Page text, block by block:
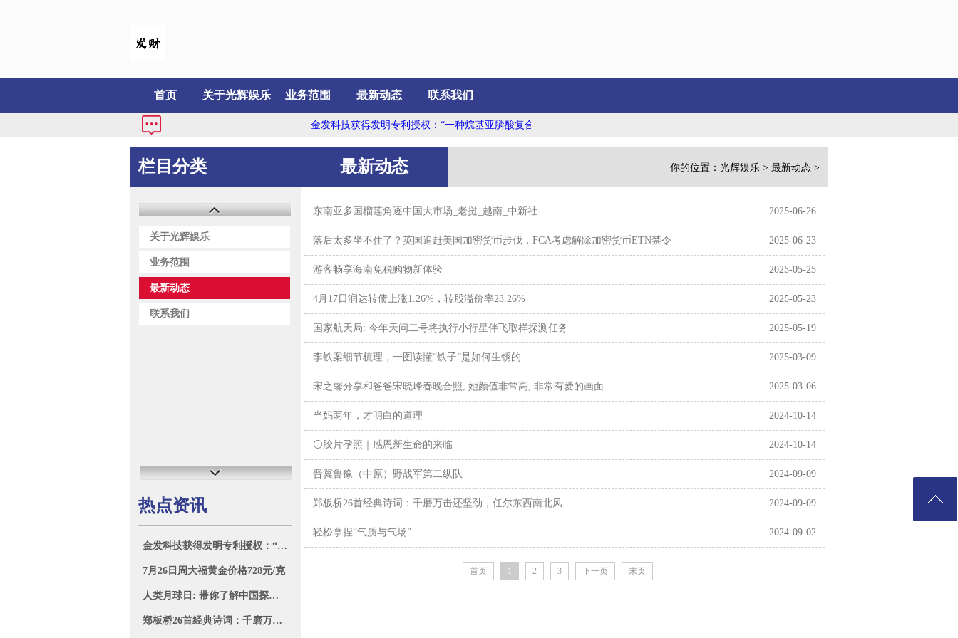
首页 关于光辉娱乐 业务范围 最新动态 联系我们
金发科技获得发明专利授权：“一种烷基亚膦酸复合盐及其制备方法和应用”...
栏目分类
关于光辉娱乐
业务范围
最新动态
联系我们
热点资讯
金发科技获得发明专利授权：“一种烷基亚膦酸复合盐及其制备方法和应用”
7月26日周大福黄金价格728元/克
人类月球日: 带你了解中国探月之旅的璀璨篇章
郑板桥26首经典诗词：千磨万击还坚劲，任尔东西南北风
最新动态 你的位置： 光辉娱乐 > 最新动态 >
东南亚多国榴莲角逐中国大市场_老挝_越南_中新社 2025-06-26
落后太多坐不住了？英国追赶美国加密货币步伐，FCA考虑解除加密货币ETN禁令 2025-06-23
游客畅享海南免税购物新体验 2025-05-25
4月17日润达转债上涨1.26%，转股溢价率23.26% 2025-05-23
国家航天局: 今年天问二号将执行小行星伴飞取样探测任务 2025-05-19
李铁案细节梳理，一图读懂“铁子”是如何生锈的 2025-03-09
宋之馨分享和爸爸宋晓峰春晚合照, 她颜值非常高, 非常有爱的画面 2025-03-06
当妈两年，才明白的道理 2024-10-14
⚪️胶片孕照｜感恩新生命的来临 2024-10-14
晋冀鲁豫（中原）野战军第二纵队 2024-09-09
郑板桥26首经典诗词：千磨万击还坚劲，任尔东西南北风 2024-09-09
轻松拿捏“气质与气场” 2024-09-02
首页 1 2 3 下一页 末页